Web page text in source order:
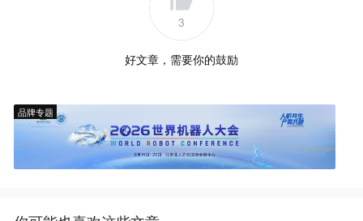
3
好文章，需要你的鼓励
品牌专题